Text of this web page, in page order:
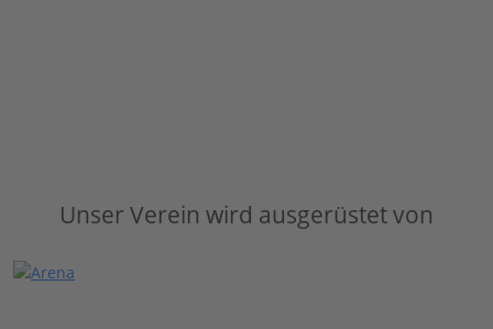
Unser Verein wird ausgerüstet von